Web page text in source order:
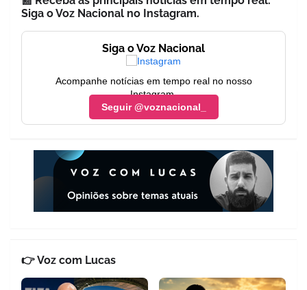
Siga o Voz Nacional no Instagram.
Siga o Voz Nacional
Acompanhe notícias em tempo real no nosso
Instagram.
Seguir @voznacional_
👉 Voz com Lucas